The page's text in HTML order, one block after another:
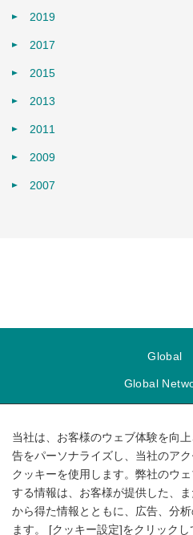
2019
2017
2015
2013
2011
2009
2007
Global
Global
ソーシャルメデ
個人情報
サイトマ
当社は、お客様のウェブ体験を向
告をパーソナライズし、当社のア
クッキーを使用します。弊社のウ
する情報は、お客様が提供した、
から得た情報とともに、広告、分
ます。 [クッキー設定]をクリック